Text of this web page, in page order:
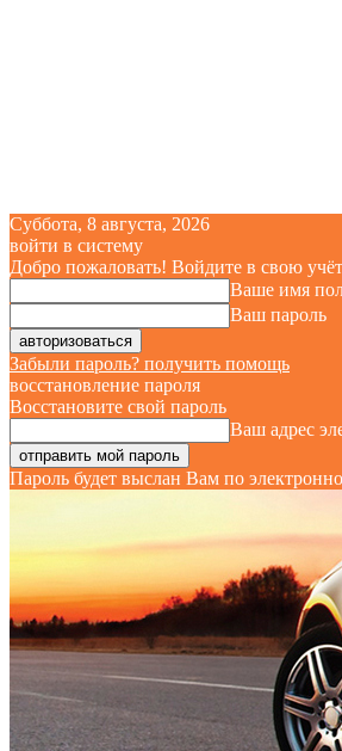
Суббота, 8 августа, 2026
войти в систему
Добро пожаловать! Войдите в свою
Ваше имя
Ваш пароль
Забыли пароль? получить помощь
восстановление пароля
Восстановите свой пароль
Ваш адрес
Пароль будет выслан Вам по